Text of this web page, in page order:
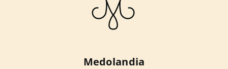
Medolandia